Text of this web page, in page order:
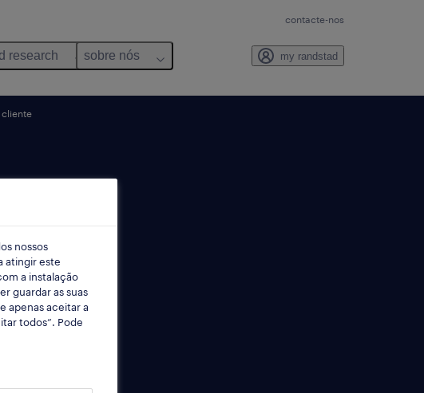
contacte-nos
research sobre nós my randstad
cliente
nossos
atingir este
a instalação
guardar as suas
apenas aceitar a
todos”. Pode